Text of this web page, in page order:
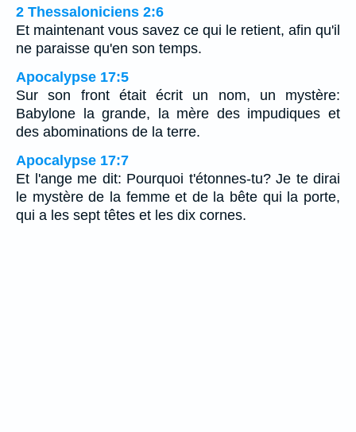
2 Thessaloniciens 2:6
Et maintenant vous savez ce qui le retient, afin qu'il
ne paraisse qu'en son temps.
Apocalypse 17:5
Sur son front était écrit un nom, un mystère:
Babylone la grande, la mère des impudiques et
des abominations de la terre.
Apocalypse 17:7
Et l'ange me dit: Pourquoi t'étonnes-tu? Je te dirai
le mystère de la femme et de la bête qui la porte,
qui a les sept têtes et les dix cornes.